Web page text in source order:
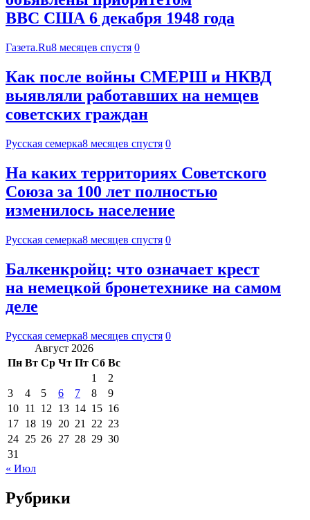
ВВС США 6 декабря 1948 года
Газета.Ru8 месяцев спустя 0
Как после войны СМЕРШ и НКВД
выявляли работавших на немцев
советских граждан
Русская семерка8 месяцев спустя 0
На каких территориях Советского
Союза за 100 лет полностью
изменилось население
Русская семерка8 месяцев спустя 0
Балкенкройц: что означает крест
на немецкой бронетехнике на самом
деле
Русская семерка8 месяцев спустя 0
Август 2026
Пн Вт Ср Чт Пт Сб Вс
1
2
3
4 5 6 7 8
9
10 11 12 13 14 15 16
17 18 19 20 21 22 23
24 25 26 27 28 29 30
31
« Июл
Рубрики